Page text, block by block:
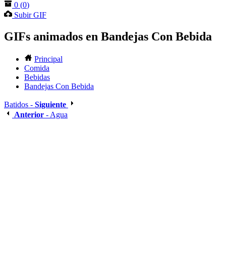
0 (0)
Subir GIF
GIFs animados en Bandejas Con Bebida
Principal
Comida
Bebidas
Bandejas Con Bebida
Batidos - Siguiente
Anterior - Agua